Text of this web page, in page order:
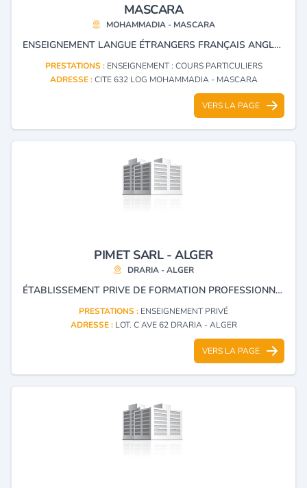
MASCARA
MOHAMMADIA - MASCARA
ENSEIGNEMENT LANGUE ÉTRANGERS FRANÇAIS ANGLAIS ET INFORMATIQUE
PRESTATIONS : ENSEIGNEMENT : COURS PARTICULIERS
ADRESSE :CITE 632 LOG MOHAMMADIA - MASCARA
VERS LA PAGE
PIMET SARL - ALGER
DRARIA - ALGER
ÉTABLISSEMENT PRIVE DE FORMATION PROFESSIONNELLE
PRESTATIONS : ENSEIGNEMENT PRIVÉ
ADRESSE : LOT. C AVE 62 DRARIA - ALGER
VERS LA PAGE